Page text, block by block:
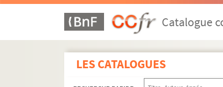
Catalogue
LES CATALOGUES